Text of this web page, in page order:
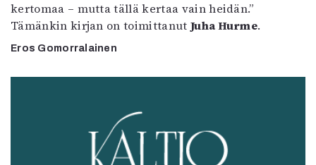
kertomaa – mutta tällä kertaa vain heidän.”
Tämänkin kirjan on toimittanut Juha Hurme.
Eros Gomorralainen